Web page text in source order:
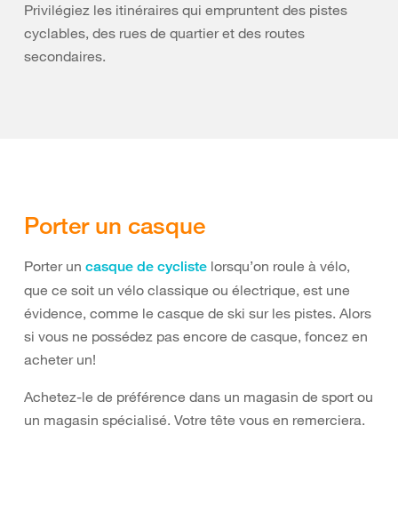
Privilégiez les itinéraires qui empruntent des pistes
cyclables, des rues de quartier et des routes
secondaires.
Porter un casque
Porter un casque de cycliste lorsqu’on roule à vélo,
que ce soit un vélo classique ou électrique, est une
évidence, comme le casque de ski sur les pistes. Alors
si vous ne possédez pas encore de casque, foncez en
acheter un!
Achetez-le de préférence dans un magasin de sport ou
un magasin spécialisé. Votre tête vous en remerciera.